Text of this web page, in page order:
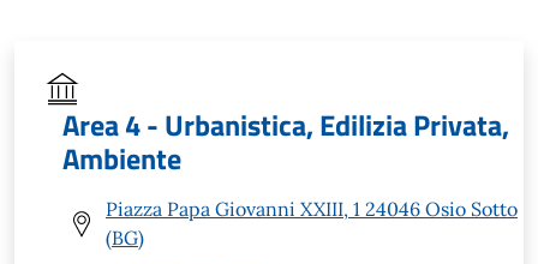
Area 4 - Urbanistica, Edilizia Privata,
Ambiente
Piazza Papa Giovanni XXIII, 1 24046 Osio Sotto
(BG)